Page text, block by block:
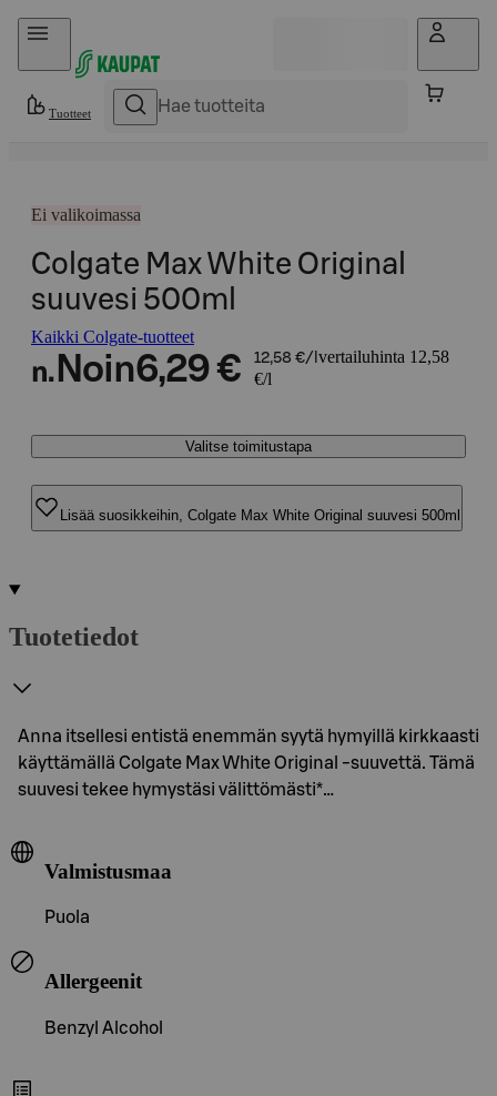
Hyppää sisältöön
Tuotteet
Ei valikoimassa
Colgate Max White Original
suuvesi 500ml
Kaikki Colgate-tuotteet
n. Noin6,29 € 12,58 €/l vertailuhinta 12,58
€/l
Valitse toimitustapa
Lisää suosikkeihin, Colgate Max White Original suuvesi 500ml
Tuotetiedot
Anna itsellesi entistä enemmän syytä hymyillä kirkkaasti
käyttämällä Colgate Max White Original -suuvettä. Tämä
suuvesi tekee hymystäsi välittömästi*…
Valmistusmaa
Puola
Allergeenit
Benzyl Alcohol